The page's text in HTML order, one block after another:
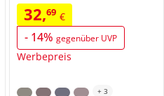
32,69 €
- 14% gegenüber UVP
Werbepreis
+ 3